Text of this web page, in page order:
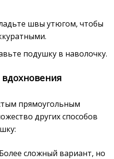
швы утюгом, чтобы
подушку в наволочку.
прямоугольным
других способов
сложный вариант, но